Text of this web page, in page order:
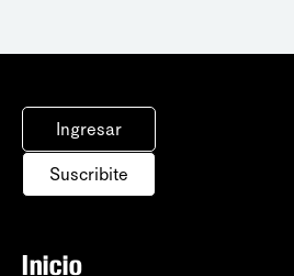
Ingresar
Suscribite
Inicio